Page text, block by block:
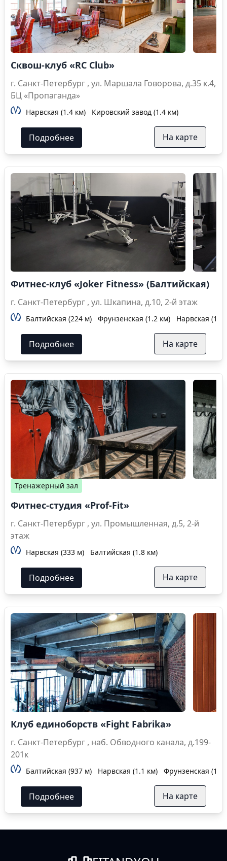
Сквош-клуб «RC Club»
г. Санкт-Петербург , ул. Маршала Говорова, д.35 к.4,
БЦ «Пропаганда»
Нарвская (1.4 км) Кировский завод (1.4 км)
Подробнее На карте
Фитнес-клуб «Joker Fitness» (Балтийская)
г. Санкт-Петербург , ул. Шкапина, д.10, 2-й этаж
Балтийская (224 м) Фрунзенская (1.2 км) Нарвская (1.3
Подробнее На карте
Тренажерный зал
Фитнес-студия «Prof-Fit»
г. Санкт-Петербург , ул. Промышленная, д.5, 2-й
этаж
Нарвская (333 м) Балтийская (1.8 км)
Подробнее На карте
Клуб единоборств «Fight Fabrika»
г. Санкт-Петербург , наб. Обводного канала, д.199-
201к
Балтийская (937 м) Нарвская (1.1 км) Фрунзенская (1.9
Подробнее На карте